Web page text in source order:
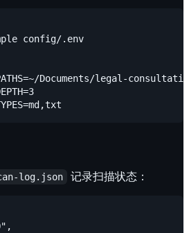
config/.env
Documents/legal-
log.json 记录扫描状态：